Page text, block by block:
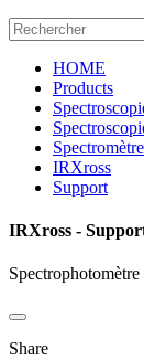
HOME
Products
IRXross
Support
IRXross -
Share